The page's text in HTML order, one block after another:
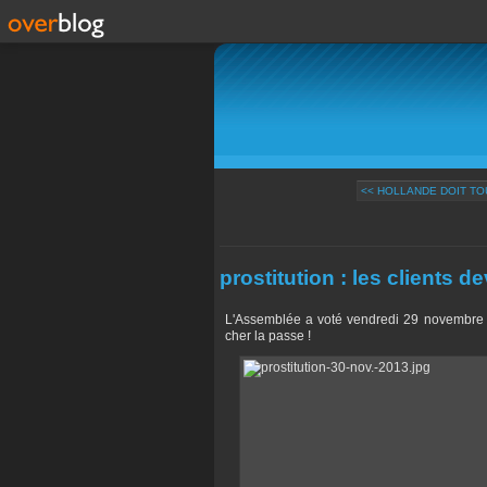
<< HOLLANDE DOIT
prostitution : les clients
L'Assemblée a voté vendredi 29
cher la passe !